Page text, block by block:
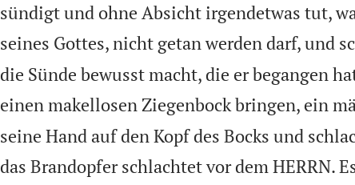
sündigt und ohne Absicht irgendetwas tut,
seines Gottes, nicht getan werden darf, und
die Sünde bewusst macht, die er begangen
einen makellosen Ziegenbock bringen, ein
seine Hand auf den Kopf des Bocks und
das Brandopfer schlachtet vor dem HERRN.